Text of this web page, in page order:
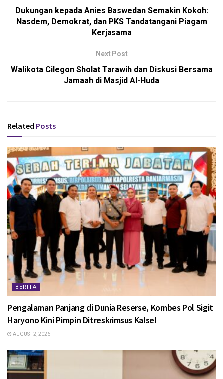
Dukungan kepada Anies Baswedan Semakin Kokoh:
Nasdem, Demokrat, dan PKS Tandatangani Piagam
Kerjasama
Next Post
Walikota Cilegon Sholat Tarawih dan Diskusi Bersama
Jamaah di Masjid Al-Huda
Related Posts
BERITA
Pengalaman Panjang di Dunia Reserse, Kombes Pol Sigit
Haryono Kini Pimpin Ditreskrimsus Kalsel
AUGUST 2, 2026